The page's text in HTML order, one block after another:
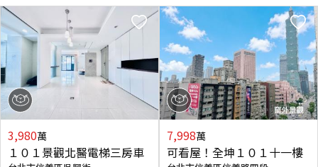
3,980萬
１０１景觀北醫電梯三房車
7,998萬
可看屋！全坤１０１十一樓